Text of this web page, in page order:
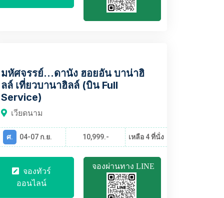
มหัศจรรย์...ดานัง ฮอยอัน บาน่าฮิ
ลล์ เที่ยวบานาฮิลล์ (บิน Full
Service)
เวียดนาม
ศ. 04-07 ก.ย. 10,999.- เหลือ 4 ที่นั่ง
จองทัวร์
ออนไลน์
จองผ่านทาง LINE